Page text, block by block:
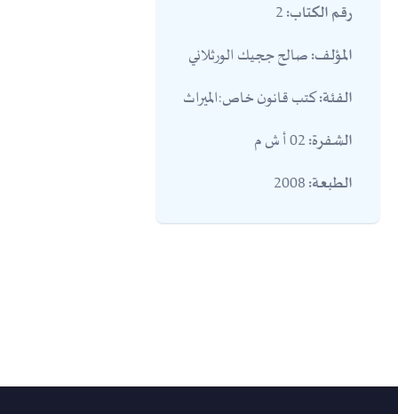
رقم الكتاب:
المؤلف:صالح ججيك الورثلاني
الفئة:كتب قانون خاص:الميراث
الشفرة:
الطبعة: